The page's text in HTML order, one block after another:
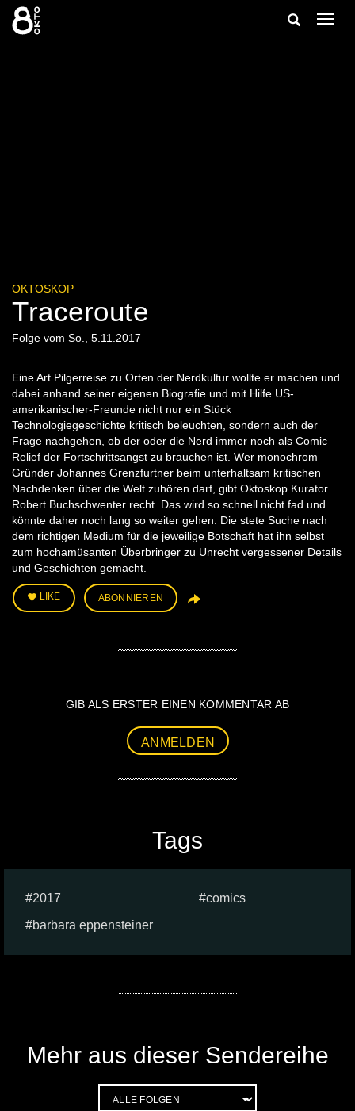
Zum
Inhalt
springen
Suche
OKTOSKOP
Traceroute
Folge vom So., 5.11.2017
Eine Art Pilgerreise zu Orten der Nerdkultur wollte er machen und
dabei anhand seiner eigenen Biografie und mit Hilfe US-
amerikanischer-Freunde nicht nur ein Stück
Technologiegeschichte kritisch beleuchten, sondern auch der
Frage nachgehen, ob der oder die Nerd immer noch als Comic
Relief der Fortschrittsangst zu brauchen ist. Wer monochrom
Gründer Johannes Grenzfurtner beim unterhaltsam kritischen
Nachdenken über die Welt zuhören darf, gibt Oktoskop Kurator
Robert Buchschwenter recht. Das wird so schnell nicht fad und
könnte daher noch lang so weiter gehen. Die stete Suche nach
dem richtigen Medium für die jeweilige Botschaft hat ihn selbst
zum hochamüsanten Überbringer zu Unrecht vergessener Details
und Geschichten gemacht.
LIKE ABONNIEREN
GIB ALS ERSTER EINEN KOMMENTAR AB
ANMELDEN
Tags
2017
comics
barbara eppensteiner
Mehr aus dieser Sendereihe